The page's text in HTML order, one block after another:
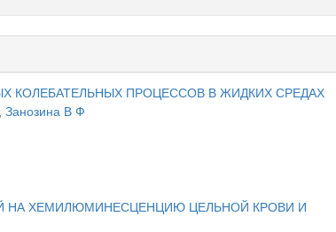
КОЛЕБАТЕЛЬНЫХ ПРОЦЕССОВ В ЖИДКИХ СРЕДАХ
, Занозина В Ф
НА ХЕМИЛЮМИНЕСЦЕНЦИЮ ЦЕЛЬНОЙ КРОВИ И